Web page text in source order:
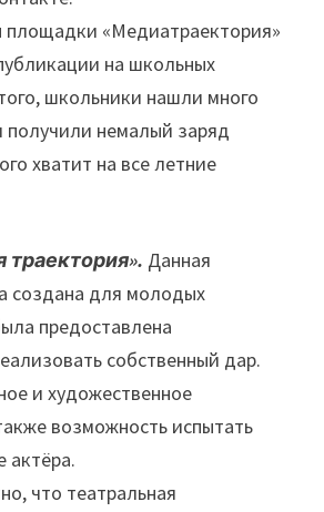
площадки «Медиатраектория»
на школьных
школьники нашли много
получили немалый заряд
хватит на все летние
траектория». Данная
создана для молодых
предоставлена
собственный дар.
и художественное
возможность испытать
актёра.
что театральная